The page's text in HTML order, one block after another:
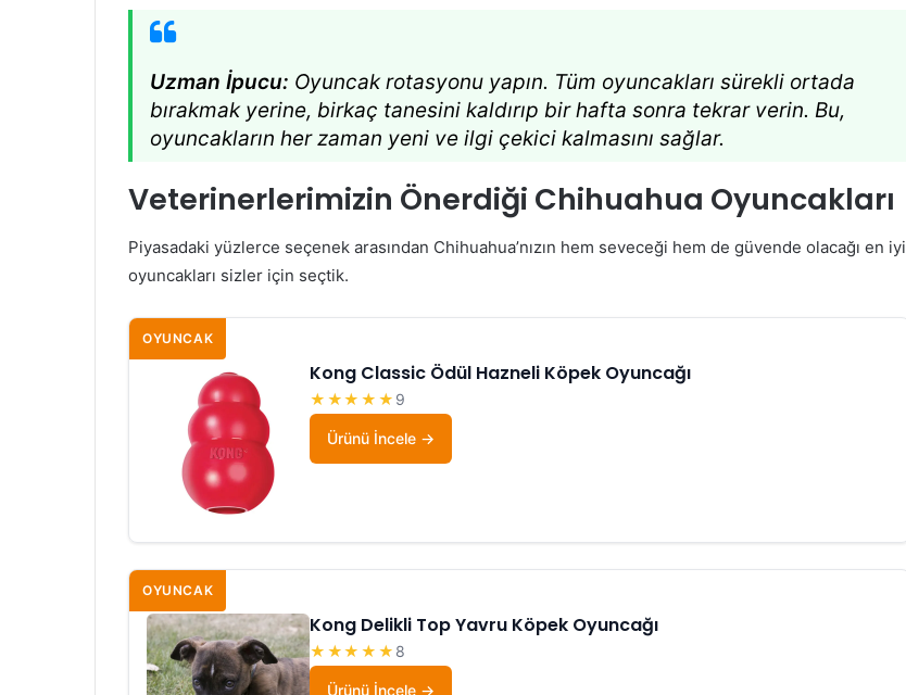
Uzman İpucu: Oyuncak rotasyonu yapın. Tüm oyuncakları sürekli ortada
bırakmak yerine, birkaç tanesini kaldırıp bir hafta sonra tekrar verin. Bu,
oyuncakların her zaman yeni ve ilgi çekici kalmasını sağlar.
Veterinerlerimizin Önerdiği Chihuahua Oyuncakları
Piyasadaki yüzlerce seçenek arasından Chihuahua’nızın hem seveceği hem de güvende olacağı en iyi
oyuncakları sizler için seçtik.
OYUNCAK
Kong Classic Ödül Hazneli Köpek Oyuncağı
★★★★★ 9
Ürünü İncele
OYUNCAK
Kong Delikli Top Yavru Köpek Oyuncağı
★★★★★ 8
Ürünü İncele